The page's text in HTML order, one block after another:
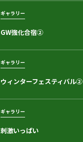
ギャラリー
GW強化合宿②
ギャラリー
ウィンターフェスティバル②
ギャラリー
刺激いっぱい